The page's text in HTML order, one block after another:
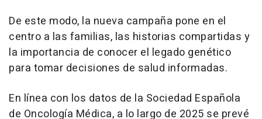
De este modo, la nueva campaña pone en el
centro a las familias, las historias compartidas y
la importancia de conocer el legado genético
para tomar decisiones de salud informadas.
En línea con los datos de la Sociedad Española
de Oncología Médica, a lo largo de 2025 se prevé